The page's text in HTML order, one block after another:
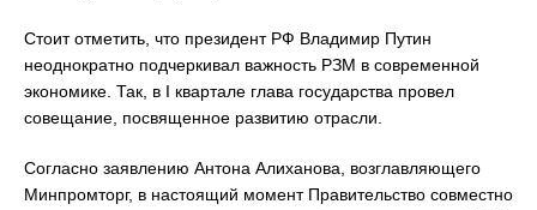
Стоит отметить, что президент РФ Владимир Путин
неоднократно подчеркивал важность РЗМ в современной
экономике. Так, в I квартале глава государства провел
совещание, посвященное развитию отрасли.
Согласно заявлению Антона Алиханова, возглавляющего
Минпромторг, в настоящий момент Правительство совместно